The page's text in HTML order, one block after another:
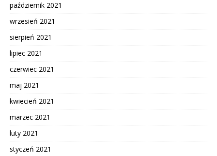
październik 2021
wrzesień 2021
sierpień 2021
lipiec 2021
czerwiec 2021
maj 2021
kwiecień 2021
marzec 2021
luty 2021
styczeń 2021